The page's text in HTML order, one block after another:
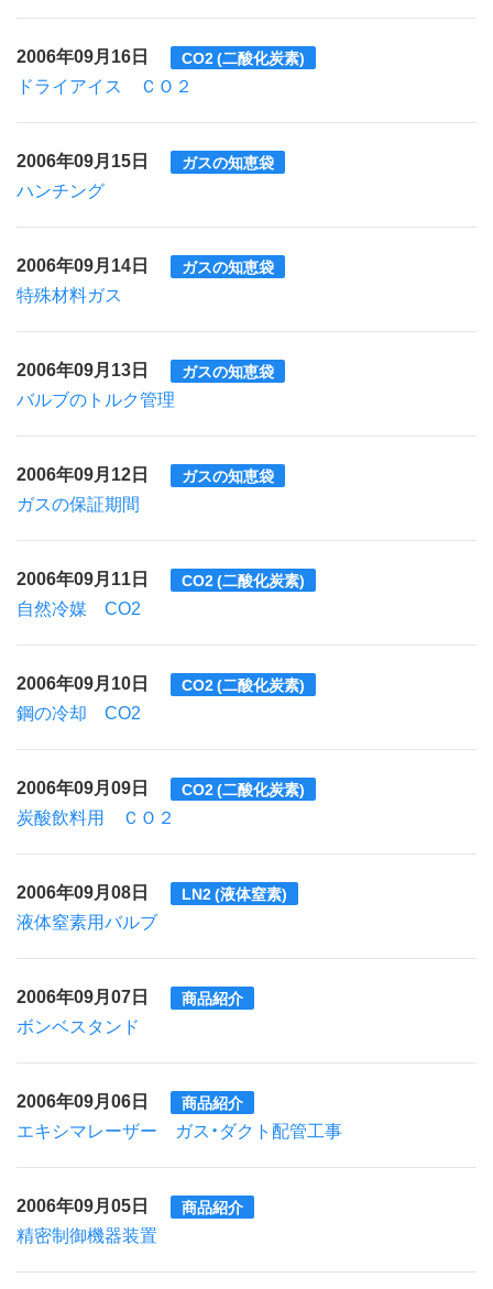
2006年09月16日 CO2 (二酸化炭素)
ドライアイス ＣＯ２
2006年09月15日 ガスの知恵袋
ハンチング
2006年09月14日 ガスの知恵袋
特殊材料ガス
2006年09月13日 ガスの知恵袋
バルブのトルク管理
2006年09月12日 ガスの知恵袋
ガスの保証期間
2006年09月11日 CO2 (二酸化炭素)
自然冷媒 CO2
2006年09月10日 CO2 (二酸化炭素)
鋼の冷却 CO2
2006年09月09日 CO2 (二酸化炭素)
炭酸飲料用 ＣＯ２
2006年09月08日 LN2 (液体窒素)
液体窒素用バルブ
2006年09月07日 商品紹介
ボンベスタンド
2006年09月06日 商品紹介
エキシマレーザー ガス・ダクト配管工事
2006年09月05日 商品紹介
精密制御機器装置